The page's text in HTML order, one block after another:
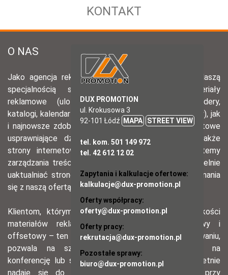
KONTAKT
DUX PROMOTION
ul. Krokusowa 3
92-101 Łódź
MAPA STREET VIEW
tel. kom. 501 149 972
tel. 42 612 12 02
Zapytania i kalkulacje ofertowe:
kalkulacje@dux-promotion.pl
Oferty współpracy:
oferty@dux-promotion.pl
Oferty pracy:
rekrutacja@dux-promotion.pl
Pozostałe sprawy:
biuro@dux-promotion.pl